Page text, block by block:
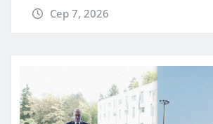
Сер 7, 2026